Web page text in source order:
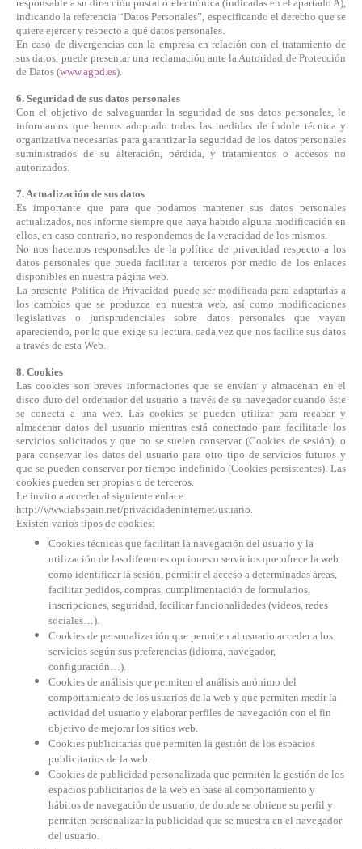
responsable a su dirección postal o electrónica (indicadas en el apartado A),
indicando la referencia “Datos Personales”, especificando el derecho que se
quiere ejercer y respecto a qué datos personales.
En caso de divergencias con la empresa en relación con el tratamiento de
sus datos, puede presentar una reclamación ante la Autoridad de Protección
de Datos (www.agpd.es).
6. Seguridad de sus datos personales
Con el objetivo de salvaguardar la seguridad de sus datos personales, le
informamos que hemos adoptado todas las medidas de índole técnica y
organizativa necesarias para garantizar la seguridad de los datos personales
suministrados de su alteración, pérdida, y tratamientos o accesos no
autorizados.
7. Actualización de sus datos
Es importante que para que podamos mantener sus datos personales
actualizados, nos informe siempre que haya habido alguna modificación en
ellos, en caso contrario, no respondemos de la veracidad de los mismos.
No nos hacemos responsables de la política de privacidad respecto a los
datos personales que pueda facilitar a terceros por medio de los enlaces
disponibles en nuestra página web.
La presente Política de Privacidad puede ser modificada para adaptarlas a
los cambios que se produzca en nuestra web, así como modificaciones
legislativas o jurisprudenciales sobre datos personales que vayan
apareciendo, por lo que exige su lectura, cada vez que nos facilite sus datos
a través de esta Web.
8. Cookies
Las cookies son breves informaciones que se envían y almacenan en el
disco duro del ordenador del usuario a través de su navegador cuando éste
se conecta a una web. Las cookies se pueden utilizar para recabar y
almacenar datos del usuario mientras está conectado para facilitarle los
servicios solicitados y que no se suelen conservar (Cookies de sesión), o
para conservar los datos del usuario para otro tipo de servicios futuros y
que se pueden conservar por tiempo indefinido (Cookies persistentes). Las
cookies pueden ser propias o de terceros.
Le invito a acceder al siguiente enlace:
http://www.iabspain.net/privacidadeninternet/usuario.
Existen varios tipos de cookies:
Cookies técnicas que facilitan la navegación del usuario y la
utilización de las diferentes opciones o servicios que ofrece la web
como identificar la sesión, permitir el acceso a determinadas áreas,
facilitar pedidos, compras, cumplimentación de formularios,
inscripciones, seguridad, facilitar funcionalidades (videos, redes
sociales…).
Cookies de personalización que permiten al usuario acceder a los
servicios según sus preferencias (idioma, navegador,
configuración…).
Cookies de análisis que permiten el análisis anónimo del
comportamiento de los usuarios de la web y que permiten medir la
actividad del usuario y elaborar perfiles de navegación con el fin
objetivo de mejorar los sitios web.
Cookies publicitarias que permiten la gestión de los espacios
publicitarios de la web.
Cookies de publicidad personalizada que permiten la gestión de los
espacios publicitarios de la web en base al comportamiento y
hábitos de navegación de usuario, de donde se obtiene su perfil y
permiten personalizar la publicidad que se muestra en el navegador
del usuario.